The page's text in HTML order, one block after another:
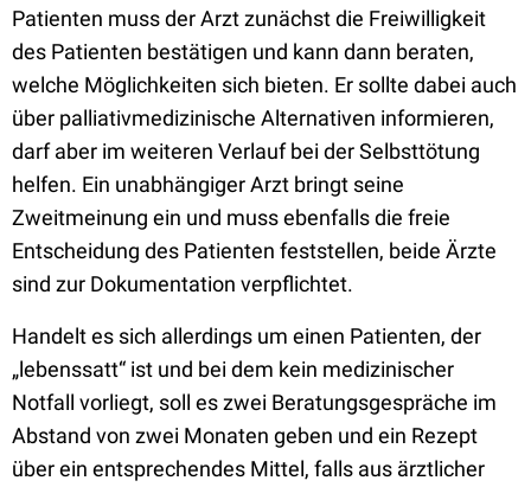
Patienten muss der Arzt zunächst die Freiwilligkeit
des Patienten bestätigen und kann dann beraten,
welche Möglichkeiten sich bieten. Er sollte dabei auch
über palliativmedizinische Alternativen informieren,
darf aber im weiteren Verlauf bei der Selbsttötung
helfen. Ein unabhängiger Arzt bringt seine
Zweitmeinung ein und muss ebenfalls die freie
Entscheidung des Patienten feststellen, beide Ärzte
sind zur Dokumentation verpflichtet.
Handelt es sich allerdings um einen Patienten, der
„lebenssatt“ ist und bei dem kein medizinischer
Notfall vorliegt, soll es zwei Beratungsgespräche im
Abstand von zwei Monaten geben und ein Rezept
über ein entsprechendes Mittel, falls aus ärztlicher